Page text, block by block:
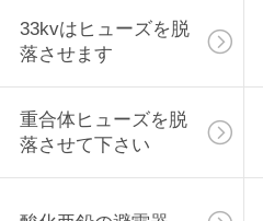
求
し
な
さ
33kvはヒューズを脱
落させます
重合体ヒューズを脱
落させて下さい